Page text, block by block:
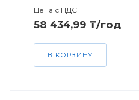
Цена с НДС
58 434,99 ₸/год
В КОРЗИНУ